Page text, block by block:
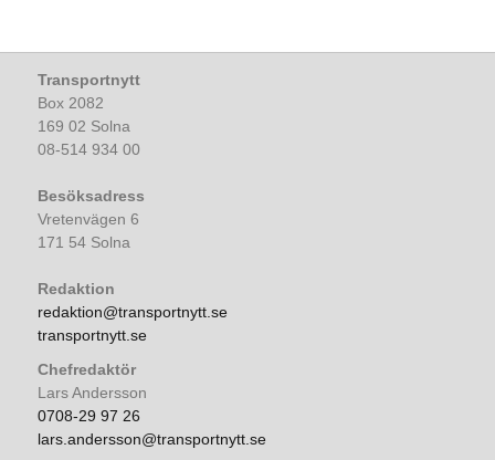
Transportnytt
Box 2082
169 02 Solna
08-514 934 00
Besöksadress
Vretenvägen 6
171 54 Solna
Redaktion
redaktion@transportnytt.se
transportnytt.se
Chefredaktör
Lars Andersson
0708-29 97 26
lars.andersson@transportnytt.se